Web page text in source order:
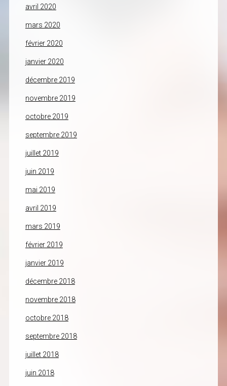
avril 2020
mars 2020
février 2020
janvier 2020
décembre 2019
novembre 2019
octobre 2019
septembre 2019
juillet 2019
juin 2019
mai 2019
avril 2019
mars 2019
février 2019
janvier 2019
décembre 2018
novembre 2018
octobre 2018
septembre 2018
juillet 2018
juin 2018